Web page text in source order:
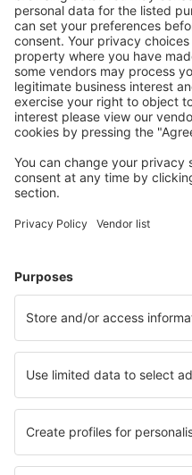
Accommodaties die
Kies uit meer dan 1,3
jeugdherbergen,
Meest gezochte
Accommodatie in Colombia
Verblijf in Cartagena
Verblijf in Florencia
Beste accommodatie -